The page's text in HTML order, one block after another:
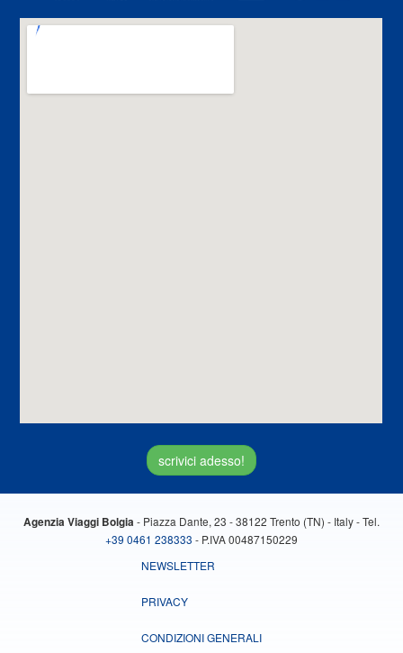
scrivici adesso!
Agenzia Viaggi Bolgia - Piazza Dante, 23 - 38122 Trento (TN) - Italy - Tel.
+39 0461 238333 - P.IVA 00487150229
NEWSLETTER
PRIVACY
CONDIZIONI GENERALI